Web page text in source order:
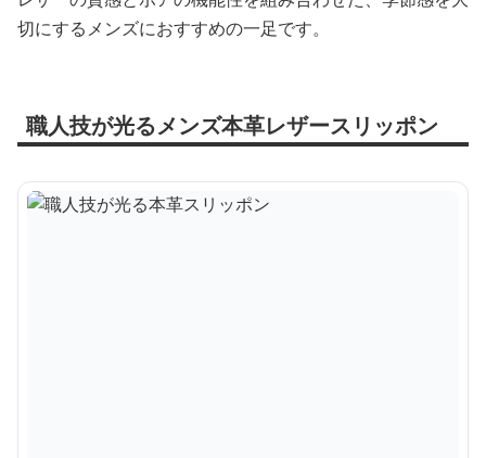
切にするメンズにおすすめの一足です。
職人技が光るメンズ本革レザースリッポン